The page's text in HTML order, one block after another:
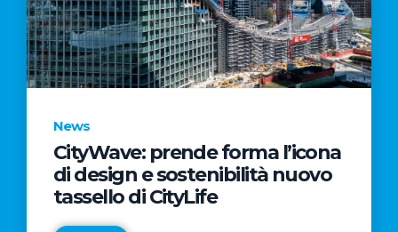
News
CityWave: prende forma l’icona
di design e sostenibilità nuovo
tassello di CityLife
News